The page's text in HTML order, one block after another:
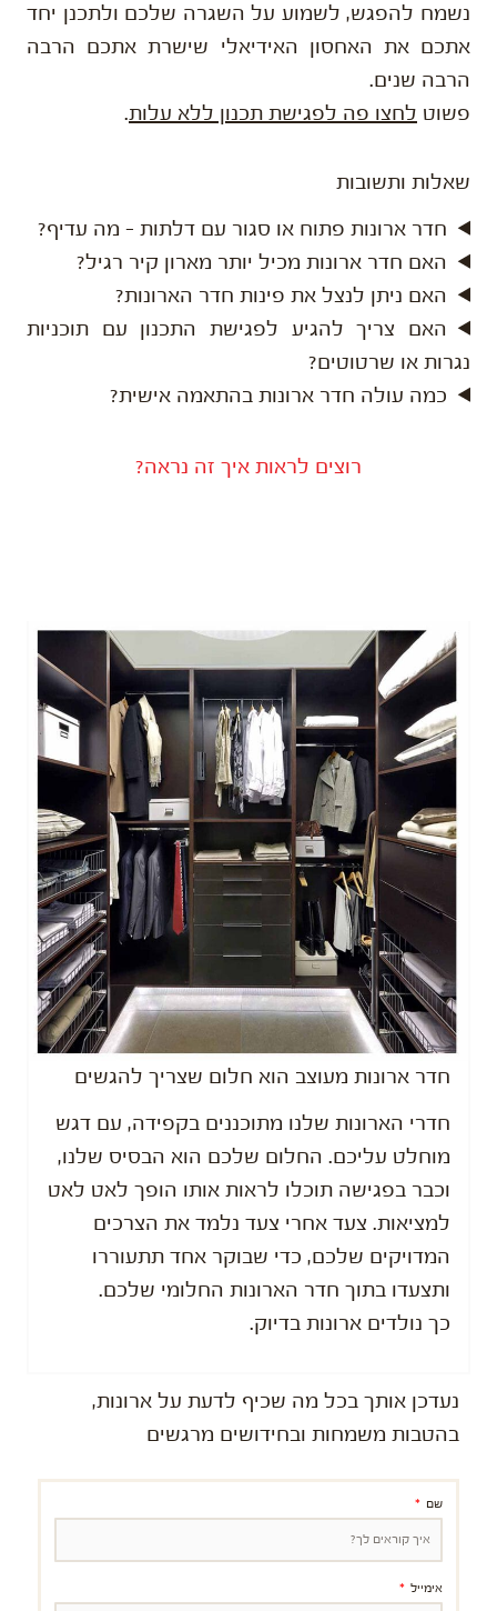
נשמח להפגש, לשמוע על השגרה שלכם ולתכנן יחד
אתכם את האחסון האידיאלי שישרת אתכם הרבה
הרבה שנים.
פשוט לחצו פה לפגישת תכנון ללא עלות.
שאלות ותשובות
חדר ארונות פתוח או סגור עם דלתות – מה עדיף?
האם חדר ארונות מכיל יותר מארון קיר רגיל?
האם ניתן לנצל את פינות חדר הארונות?
האם צריך להגיע לפגישת התכנון עם תוכניות
נגרות או שרטוטים?
כמה עולה חדר ארונות בהתאמה אישית?
רוצים לראות איך זה נראה?
חדר ארונות מעוצב הוא חלום שצריך להגשים
חדרי הארונות שלנו מתוכננים בקפידה, עם דגש
מוחלט עליכם. החלום שלכם הוא הבסיס שלנו,
וכבר בפגישה תוכלו לראות אותו הופך לאט לאט
למציאות. צעד אחרי צעד נלמד את הצרכים
המדויקים שלכם, כדי שבוקר אחד תתעוררו
ותצעדו בתוך חדר הארונות החלומי שלכם.
כך נולדים ארונות בדיוק.
נעדכן אותך בכל מה שכיף לדעת על ארונות,
בהטבות משמחות ובחידושים מרגשים
שם
אימייל